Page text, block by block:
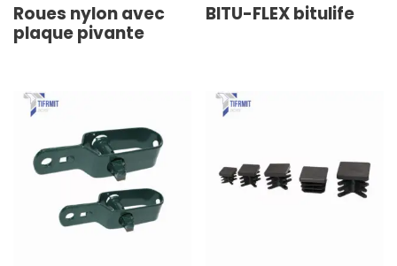
Roues nylon avec
plaque pivante
BITU-FLEX bitulife